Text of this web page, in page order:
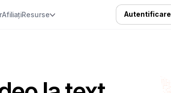
AfiliațiResurse Autentificare